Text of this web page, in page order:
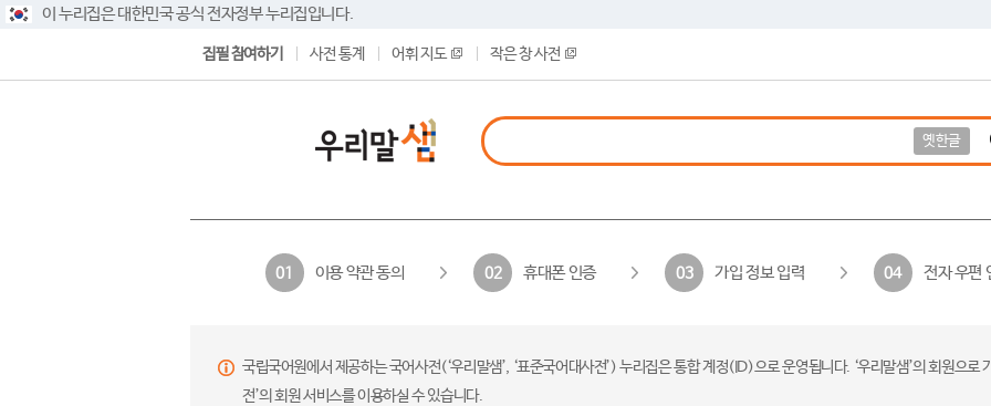
이 누리집은 대한민국 공식 전자정부 누리집입니다.
집필 참여하기 사전 통계 어휘 지도 작은 창 사전
옛한글
01 이용 약관 동의 02 휴대폰 인증 03 가입 정보 입력 04 전자 우편
국립국어원에서 제공하는 국어사전(‘우리말샘’, ‘표준국어대사전’) 누리집은 통합 계정(ID)으로 운영됩니다. ‘우리말샘’의 회원으
전’의 회원 서비스를 이용하실 수 있습니다.